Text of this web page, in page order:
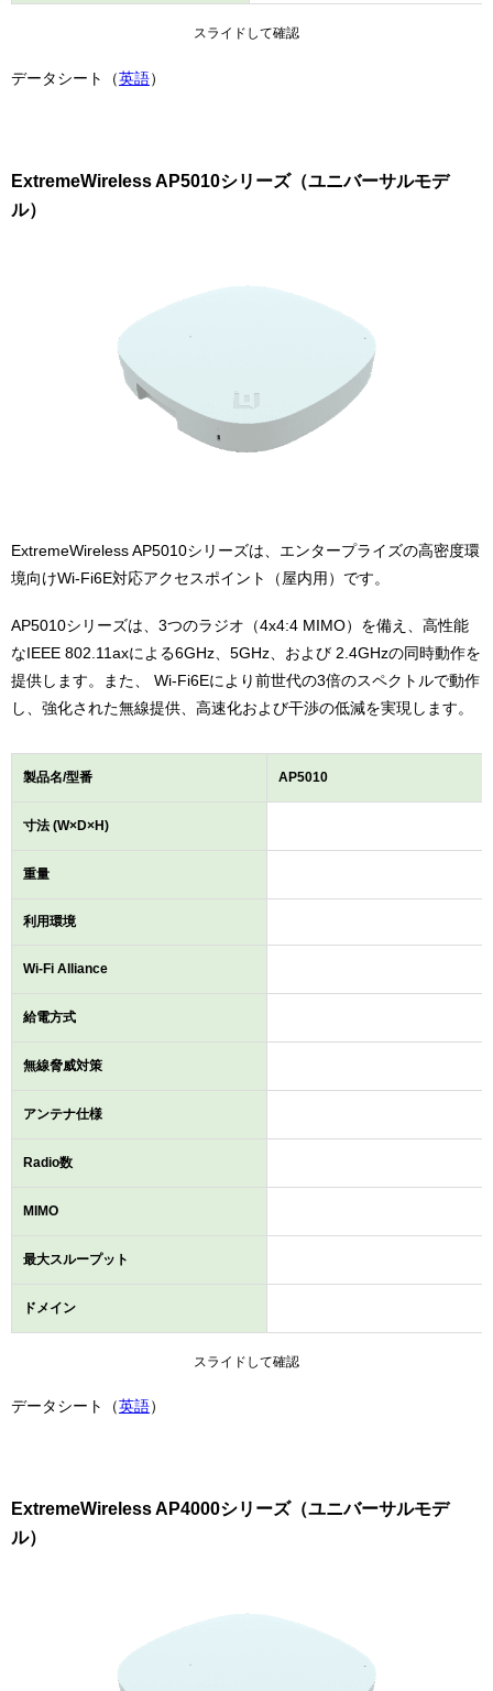
スライドして確認
データシート（英語）
ExtremeWireless AP5010シリーズ（ユニバーサルモデ
ル）
ExtremeWireless AP5010シリーズは、エンタープライズの高密度環
境向けWi-Fi6E対応アクセスポイント（屋内用）です。
AP5010シリーズは、3つのラジオ（4x4:4 MIMO）を備え、高性能
なIEEE 802.11axによる6GHz、5GHz、および 2.4GHzの同時動作を
提供します。また、 Wi-Fi6Eにより前世代の3倍のスペクトルで動作
し、強化された無線提供、高速化および干渉の低減を実現します。
製品名/型番 AP5010
寸法 (W×D×H)
重量
利用環境
Wi-Fi Alliance
給電方式
無線脅威対策
アンテナ仕様
Radio数
MIMO
最大スループット
ドメイン
スライドして確認
データシート（英語）
ExtremeWireless AP4000シリーズ（ユニバーサルモデ
ル）